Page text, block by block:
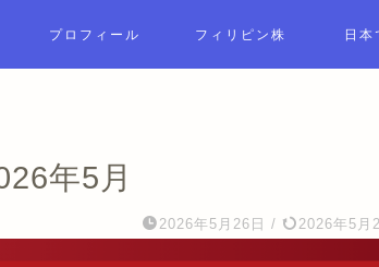
プロフィール フィリピン株 日本
年5月
2026年5月26日 / 2026年5月